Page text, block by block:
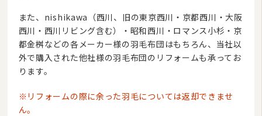
また、nishikawa（西川、旧の東京西川・京都西川・大阪
西川・西川リビング含む）・昭和西川・ロマンス小杉・京
都金桝などの各メーカー様の羽毛布団はもちろん、当社以
外で購入された他社様の羽毛布団のリフォームも承ってお
ります。
※リフォームの際に余った羽毛については返却できませ
ん。